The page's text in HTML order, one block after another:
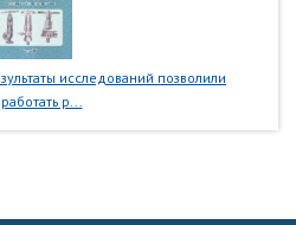
исследований позволили
р...